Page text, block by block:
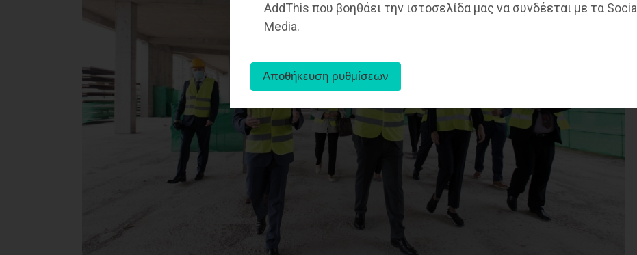
AddThis που βοηθάει την ιστοσελίδα μας να συνδέεται με τα Social
Media.
ΑΓΓΕΛΙΕΣ
OΔΗΓΟΣ
ΑΓΟΡΑΣ
ΨΙΘΥΡΟΙ